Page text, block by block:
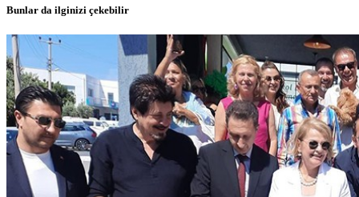
Bunlar da ilginizi çekebilir